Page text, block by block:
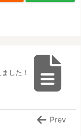
した！
Prev